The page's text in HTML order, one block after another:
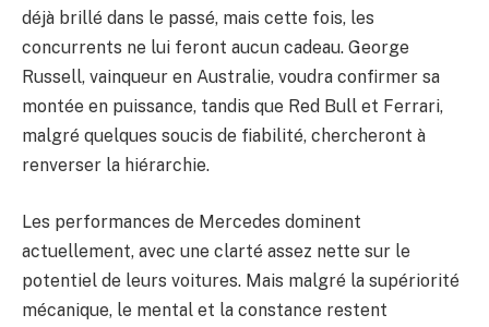
déjà brillé dans le passé, mais cette fois, les
concurrents ne lui feront aucun cadeau. George
Russell, vainqueur en Australie, voudra confirmer sa
montée en puissance, tandis que Red Bull et Ferrari,
malgré quelques soucis de fiabilité, chercheront à
renverser la hiérarchie.
Les performances de Mercedes dominent
actuellement, avec une clarté assez nette sur le
potentiel de leurs voitures. Mais malgré la supériorité
mécanique, le mental et la constance restent